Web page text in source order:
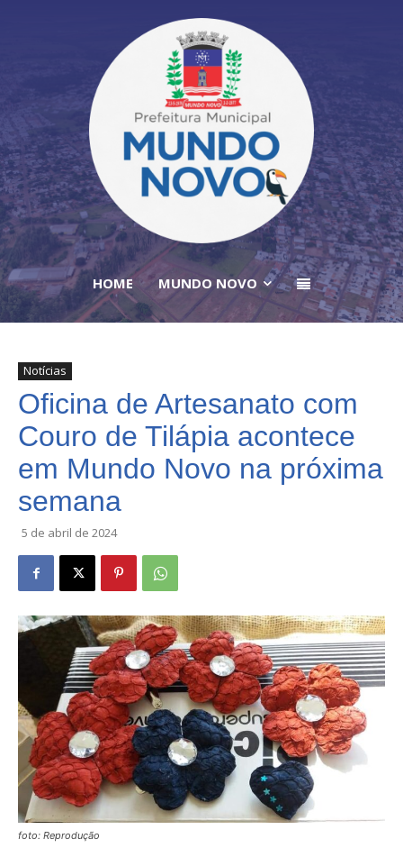
HOME MUNDO NOVO
Notícias
Oficina de Artesanato com
Couro de Tilápia acontece
em Mundo Novo na próxima
semana
5 de abril de 2024
foto: Reprodução